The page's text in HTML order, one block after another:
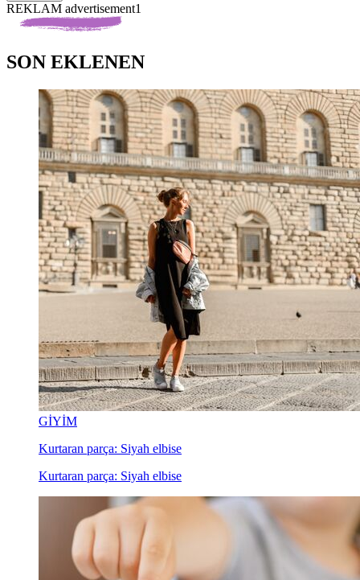
REKLAM advertisement1
SON EKLENEN
GİYİM
Kurtaran parça: Siyah elbise
Kurtaran parça: Siyah elbise